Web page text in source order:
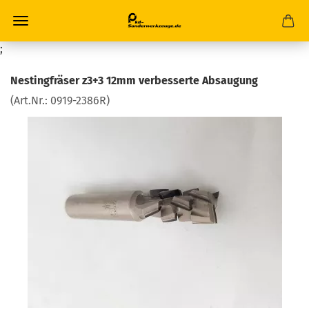
;
Nestingfräser z3+3 12mm verbesserte Absaugung
(Art.Nr.: 0919-2386R)